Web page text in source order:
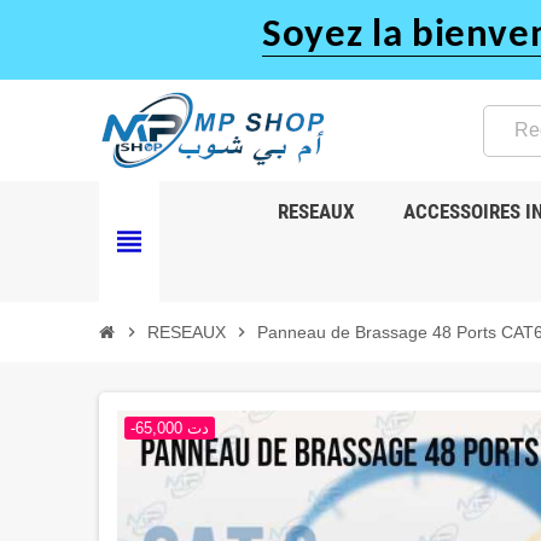
Soyez la
view_headline
RESEAUX ACCESSOIRES
chevron_right RESEAUX chevron_right Panneau de Brassage 48 Ports CAT6
-65,000 دت